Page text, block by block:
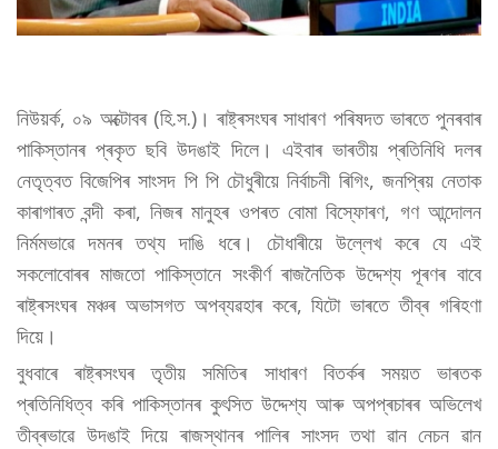
নিউয়ৰ্ক, ০৯ অক্টোবৰ (হি.স.)। ৰাষ্ট্ৰসংঘৰ সাধাৰণ পৰিষদত ভাৰতে পুনৰবাৰ
পাকিস্তানৰ প্ৰকৃত ছবি উদঙাই দিলে। এইবাৰ ভাৰতীয় প্ৰতিনিধি দলৰ
নেতৃত্বত বিজেপিৰ সাংসদ পি পি চৌধুৰীয়ে নিৰ্বাচনী ৰিগিং, জনপ্ৰিয় নেতাক
কাৰাগাৰত বন্দী কৰা, নিজৰ মানুহৰ ওপৰত বোমা বিস্ফোৰণ, গণ আন্দোলন
নিৰ্মমভাৱে দমনৰ তথ্য দাঙি ধৰে। চৌধাৰীয়ে উল্লেখ কৰে যে এই
সকলোবোৰৰ মাজতো পাকিস্তানে সংকীৰ্ণ ৰাজনৈতিক উদ্দেশ্য পূৰণৰ বাবে
ৰাষ্ট্ৰসংঘৰ মঞ্চৰ অভাসগত অপব্যৱহাৰ কৰে, যিটো ভাৰতে তীব্ৰ গৰিহণা
দিয়ে।
বুধবাৰে ৰাষ্ট্ৰসংঘৰ তৃতীয় সমিতিৰ সাধাৰণ বিতৰ্কৰ সময়ত ভাৰতক
প্ৰতিনিধিত্ব কৰি পাকিস্তানৰ কুৎসিত উদ্দেশ্য আৰু অপপ্ৰচাৰৰ অভিলেখ
তীব্ৰভাৱে উদঙাই দিয়ে ৰাজস্থানৰ পালিৰ সাংসদ তথা ৱান নেচন ৱান